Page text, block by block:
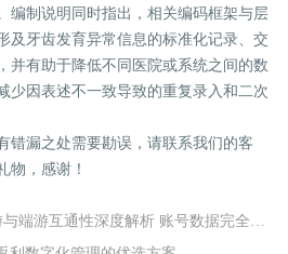
编制说明同时指出，相关编码框架与层
及牙齿发育异常信息的标准化记录、交
并有助于降低不同医院或系统之间的数
少因表述不一致导致的重复录入和二次
漏之处需要勘误，请联系我们的客
物，感谢！